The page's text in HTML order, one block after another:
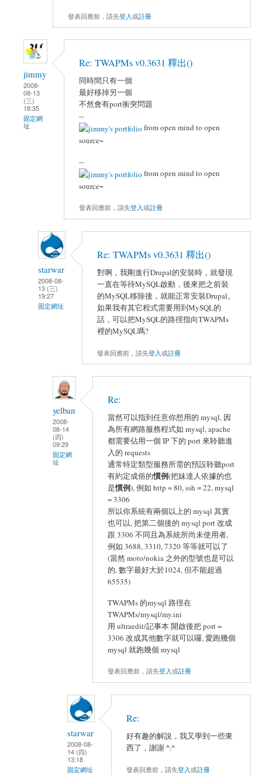
發表回應前，請先登入或註冊
jimmy
2008-
08-13
(三)
18:35
固定網
址
Re: TWAPMs v0.3631 釋出()
同時間只有一個
最好移掉另一個
不然會有port衝突問題
--
from open mind to open
source~
--
from open mind to open
source~
發表回應前，請先登入或註冊
starwar
2008-08-
13 (三)
19:27
固定網址
Re: TWAPMs v0.3631 釋出()
對啊，我剛進行Drupal的安裝時，就發現
一直在等待MySQL啟動，後來把之前裝
的MySQL移除後，就能正常安裝Drupal。
如果我有其它程式需要用到MySQL的
話，可以把MySQL的路徑指向TWAPMs
裡的MySQL嗎?
發表回應前，請先登入或註冊
yelban
2008-
08-14
(四)
09:29
固定網
址
Re:
當然可以指到任意你想用的 mysql, 因
為所有網路服務程式如 mysql, apache
都需要佔用一個 IP 下的 port 來聆聽進
入的 requests
通常特定類型服務所需的預設聆聽port
有約定成俗的慣例(把妹達人依據的也
是慣例), 例如 http = 80, ssh = 22, mysql
= 3306
所以你系統有兩個以上的 mysql 其實
也可以, 把第二個後的 mysql port 改成
跟 3306 不同且為系統所尚未使用者,
例如 3688, 3310, 7320 等等就可以了
(當然 moto/nokia 之外的型號也是可以
的, 數字最好大於1024, 但不能超過
65535)
TWAPMs 的mysql 路徑在
TWAPMs/mysql/my.ini
用 ultraedit/記事本 開啟後把 port =
3306 改成其他數字就可以囉, 愛跑幾個
mysql 就跑幾個 mysql
發表回應前，請先登入或註冊
starwar
2008-08-
14 (四)
13:18
固定網址
Re:
好有趣的解說，我又學到一些東
西了，謝謝 ^.^
發表回應前，請先登入或註冊